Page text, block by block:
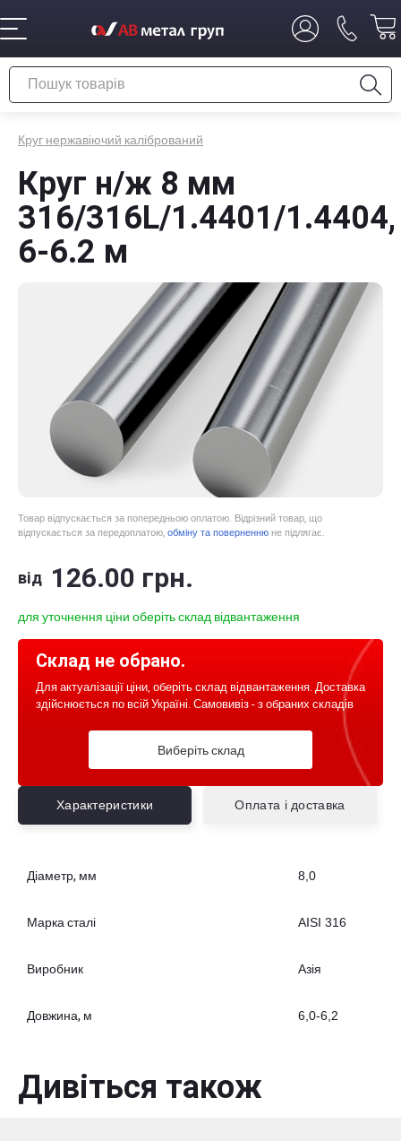
Круг нержавіючий калібрований
Круг н/ж 8 мм
316/316L/1.4401/1.4404,
6-6.2 м
Товар відпускається за попередньою оплатою. Відрізний товар, що
відпускається за передоплатою, обміну та поверненню не підлягає.
від 126.00 грн.
для уточнення ціни оберіть склад відвантаження
Склад не обрано.
Для актуалізації ціни, оберіть склад відвантаження. Доставка
здійснюється по всій Україні. Самовивіз - з обраних складів
Виберіть склад
Характеристики Оплата і доставка
Діаметр, мм 8,0
Марка сталі AISI 316
Виробник Азія
Довжина, м 6,0-6,2
Дивіться також